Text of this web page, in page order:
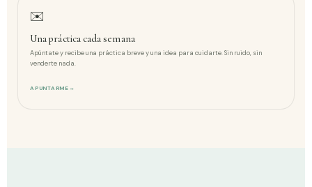
✉️
Una práctica cada semana
Apúntate y recibe una práctica breve y una idea para cuidarte. Sin ruido, sin
venderte nada.
APUNTARME →